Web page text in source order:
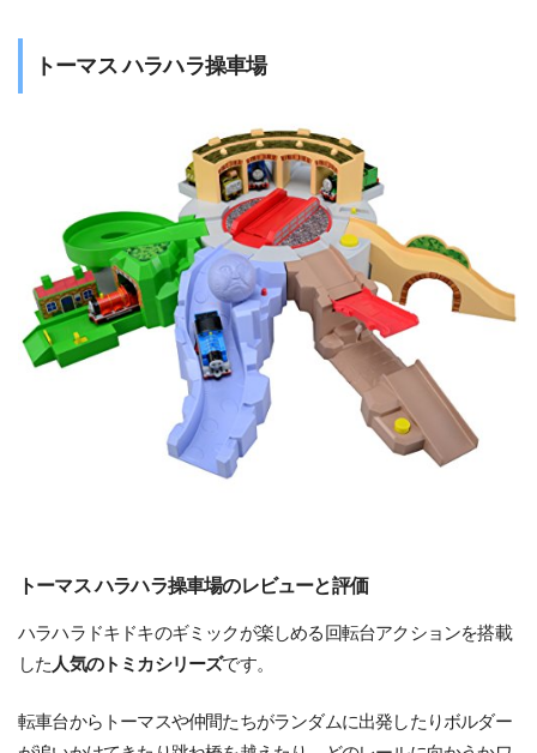
トーマス ハラハラ操車場
トーマス ハラハラ操車場のレビューと評価
ハラハラドキドキのギミックが楽しめる回転台アクションを搭載
した 人気のトミカシリーズです。
転車台からトーマスや仲間たちがランダムに出発したりボルダー